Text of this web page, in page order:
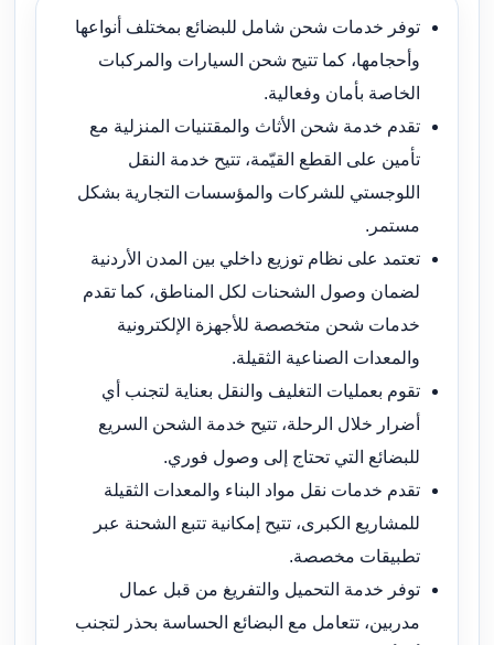
توفر خدمات شحن شامل للبضائع بمختلف أنواعها
وأحجامها، كما تتيح شحن السيارات والمركبات
الخاصة بأمان وفعالية.
تقدم خدمة شحن الأثاث والمقتنيات المنزلية مع
تأمين على القطع القيّمة، تتيح خدمة النقل
اللوجستي للشركات والمؤسسات التجارية بشكل
مستمر.
تعتمد على نظام توزيع داخلي بين المدن الأردنية
لضمان وصول الشحنات لكل المناطق، كما تقدم
خدمات شحن متخصصة للأجهزة الإلكترونية
والمعدات الصناعية الثقيلة.
تقوم بعمليات التغليف والنقل بعناية لتجنب أي
أضرار خلال الرحلة، تتيح خدمة الشحن السريع
للبضائع التي تحتاج إلى وصول فوري.
تقدم خدمات نقل مواد البناء والمعدات الثقيلة
للمشاريع الكبرى، تتيح إمكانية تتبع الشحنة عبر
تطبيقات مخصصة.
توفر خدمة التحميل والتفريغ من قبل عمال
مدربين، تتعامل مع البضائع الحساسة بحذر لتجنب